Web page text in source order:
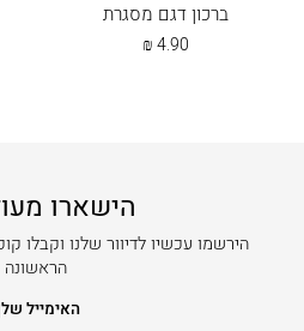
ברכון דגם מסגרת
4.90
₪
הישארו
הראשונה
האימייל